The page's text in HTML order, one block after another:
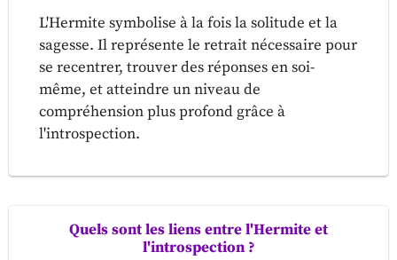
L'Hermite symbolise à la fois la solitude et la
sagesse. Il représente le retrait nécessaire pour
se recentrer, trouver des réponses en soi-
même, et atteindre un niveau de
compréhension plus profond grâce à
l'introspection.
Quels sont les liens entre l'Hermite et
l'introspection ?